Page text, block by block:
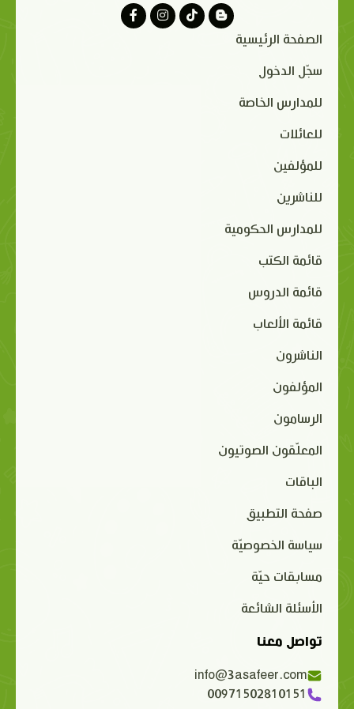
الصفحة الرئيسية
سجّل الدخول
للمدارس الخاصة
للعائلات
للمؤلفين
للناشرين
للمدارس الحكومية
قائمة الكتب
قائمة الدروس
قائمة الألعاب
الناشرون
المؤلفون
الرسامون
المعلّقون الصوتيون
الباقات
صفحة التطبيق
سياسة الخصوصيّة
مسابقات حيّة
الأسئلة الشائعة
تواصل معنا
info@3asafeer.com
00971502810151